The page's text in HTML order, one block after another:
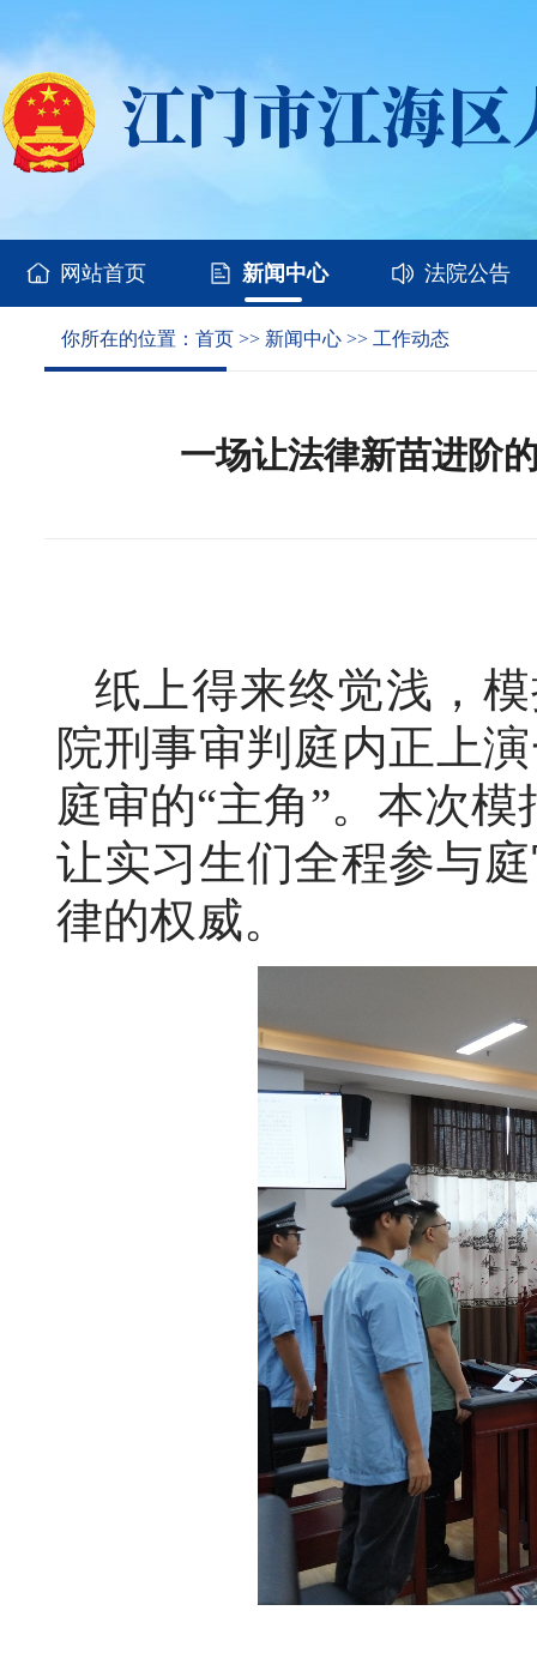
网站首页 新闻中心 法院公告
你所在的位置： 首页 >> 新闻中心 >> 工作动态
一场让法律新苗进阶
纸上得来终觉浅，
院刑事审判庭内正上
庭审的“主角”。本次
让实习生们全程参与
律的权威。